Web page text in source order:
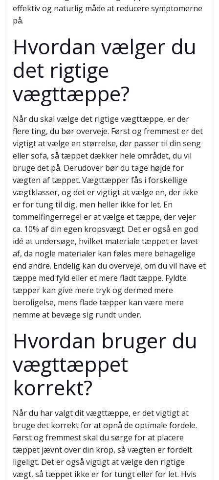
effektiv og naturlig måde at reducere symptomerne
på.
Hvordan vælger du
det rigtige
vægttæppe?
Når du skal vælge det rigtige vægttæppe, er der
flere ting, du bør overveje. Først og fremmest er det
vigtigt at vælge en størrelse, der passer til din seng
eller sofa, så tæppet dækker hele området, du vil
bruge det på. Derudover bør du tage højde for
vægten af tæppet. Vægttæpper fås i forskellige
vægtklasser, og det er vigtigt at vælge en, der ikke
er for tung til dig, men heller ikke for let. En
tommelfingerregel er at vælge et tæppe, der vejer
ca. 10% af din egen kropsvægt. Det er også en god
idé at undersøge, hvilket materiale tæppet er lavet
af, da nogle materialer kan føles mere behagelige
end andre. Endelig kan du overveje, om du vil have et
tæppe med fyld eller et mere fladt tæppe. Fyldte
tæpper kan give mere tryk og dermed mere
beroligelse, mens flade tæpper kan være mere
nemme at bevæge sig rundt under.
Hvordan bruger du
vægttæppet
korrekt?
Når du har valgt dit vægttæppe, er det vigtigt at
bruge det korrekt for at opnå de optimale fordele.
Først og fremmest skal du sørge for at placere
tæppet jævnt over din krop, så vægten er fordelt
ligeligt. Det er også vigtigt at vælge den rigtige
vægt, så tæppet ikke er for tungt eller for let. Hvis